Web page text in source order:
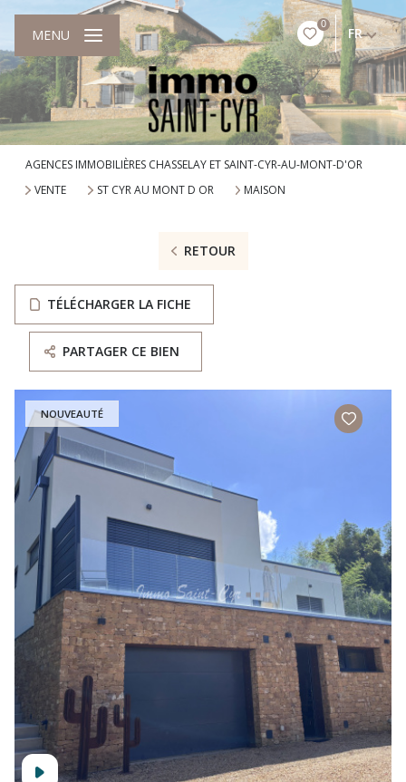
0
FR
MENU
AGENCES IMMOBILIÈRES CHASSELAY ET SAINT-CYR-AU-MONT-D'OR
VENTE
ST CYR AU MONT D OR MAISON
RETOUR
TÉLÉCHARGER LA FICHE
PARTAGER CE BIEN
NOUVEAUTÉ